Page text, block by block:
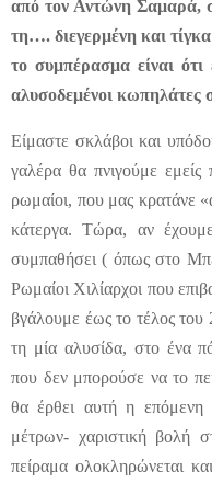
από τον Αντώνη Σαμαρά,
τη…. διεγερμένη και
το συμπέρασμα είναι
αλυσοδεμένοι κωπηλάτες
Είμαστε σκλάβοι και
γαλέρα θα πνιγούμε εμείς
ρωμαίοι, που μας κρατάνε
κάτεργα. Τώρα, αν
συμπαθήσει ( όπως στο
Ρωμαίοι Χιλίαρχοι που
βγάλουμε έως το τέλος
τη μία αλυσίδα, στο ένα
που δεν μπορούσε να το
θα έρθει αυτή η επόμενη
μέτρων- χαριστική βολή
πείραμα ολοκληρώνεται